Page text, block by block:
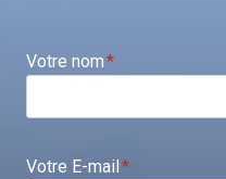
Votre nom*
Votre E-mail*